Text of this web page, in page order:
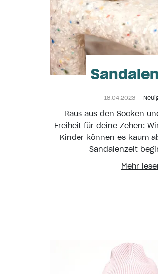
18.04.2023
Raus aus den Socken
Freiheit für deine Zehen:
Kinder können es kaum
Sandalenzeit
Mehr